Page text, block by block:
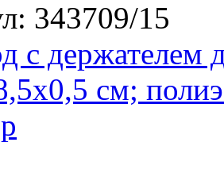
343709/15
с держателем
см;